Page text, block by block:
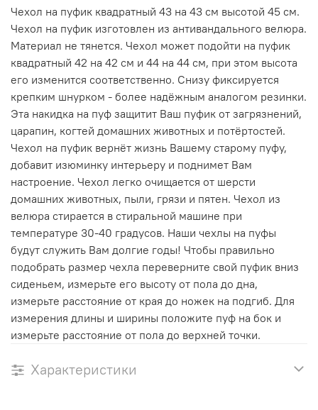
Чехол на пуфик квадратный 43 на 43 см высотой 45 см.
Чехол на пуфик изготовлен из антивандального велюра.
Материал не тянется. Чехол может подойти на пуфик
квадратный 42 на 42 см и 44 на 44 см, при этом высота
его изменится соответственно. Снизу фиксируется
крепким шнурком - более надёжным аналогом резинки.
Эта накидка на пуф защитит Ваш пуфик от загрязнений,
царапин, когтей домашних животных и потёртостей.
Чехол на пуфик вернёт жизнь Вашему старому пуфу,
добавит изюминку интерьеру и поднимет Вам
настроение. Чехол легко очищается от шерсти
домашних животных, пыли, грязи и пятен. Чехол из
велюра стирается в стиральной машине при
температуре 30-40 градусов. Наши чехлы на пуфы
будут служить Вам долгие годы! Чтобы правильно
подобрать размер чехла переверните свой пуфик вниз
сиденьем, измерьте его высоту от пола до дна,
измерьте расстояние от края до ножек на подгиб. Для
измерения длины и ширины положите пуф на бок и
измерьте расстояние от пола до верхней точки.
Характеристики